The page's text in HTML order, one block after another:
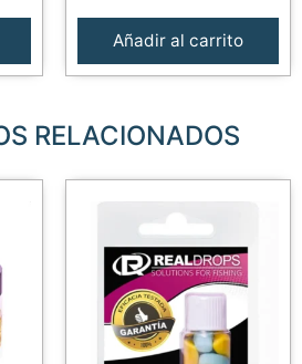
Añadir al carrito
RELACIONADOS